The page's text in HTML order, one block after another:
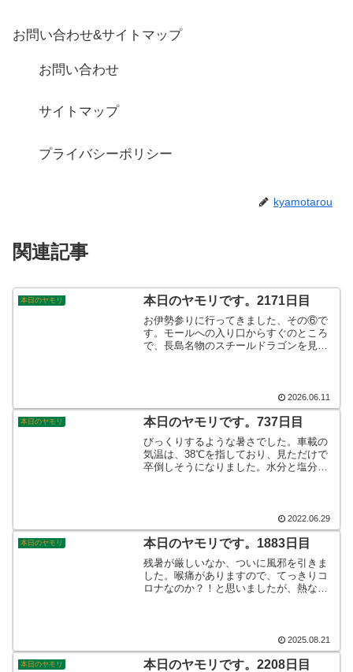
お問い合わせ&サイトマップ
お問い合わせ
サイトマップ
プライバシーポリシー
kyamotarou
関連記事
本日のヤモリ 本日のヤモリです。2171日目
お伊勢参りに行ってきました、その⑥で
す。モールへの入り口からすぐのところ
で、長島名物のスチールドラゴンを見る
が応でもテンションの上がる演出に、す
っかりやられてしまいました。そんなこ
んなで、本日のヤモリです。
2026.06.11
本日のヤモリ 本日のヤモリです。737日目
びっくりするような暑さでした。車載の
気温は、38℃を指しており、見ただけで
卒倒しそうになりました。水分と塩分補
です。そんなこんなで、本日のヤモリで
す。
2022.06.29
本日のヤモリ 本日のヤモリです。1883日目
残暑が厳しいなか、ついに風邪を引きま
した。喉痛がありますので、てっきりコ
ロナなのか？！と思いましたが、熱など
すわ。。。そんなこんなで、本日のヤモ
リです。
2025.08.21
本日のヤモリ 本日のヤモリです。2208日目